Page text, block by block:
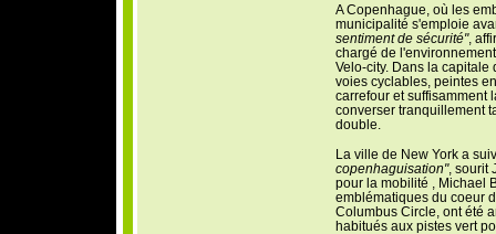
A Copenhague, où les
municipalité s'emploie
sentiment de sécurité",
chargé de
Velo-city. Dans la
voies cyclables, peintes
carrefour et suffisamment
converser tranquillement
double.
La ville de New York a
copenhaguisation", sourit
pour la mobilité , Michael
emblématiques du coeur
Columbus Circle, ont été
habitués aux pistes vert